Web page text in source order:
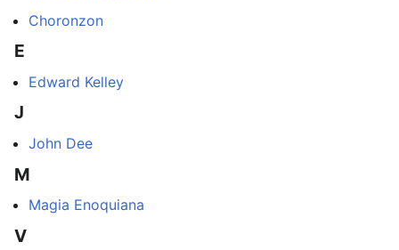
Choronzon
E
Edward Kelley
J
John Dee
M
Magia Enoquiana
V